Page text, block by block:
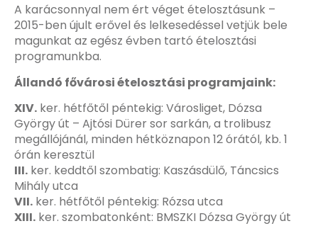
A karácsonnyal nem ért véget ételosztásunk –
2015-ben újult erővel és lelkesedéssel vetjük bele
magunkat az egész évben tartó ételosztási
programunkba.
Állandó fővárosi ételosztási programjaink:
XIV. ker. hétfőtől péntekig: Városliget, Dózsa
György út – Ajtósi Dürer sor sarkán, a trolibusz
megállójánál, minden hétköznapon 12 órától, kb. 1
órán keresztül
III. ker. keddtől szombatig: Kaszásdülő, Táncsics
Mihály utca
VII. ker. hétfőtől péntekig: Rózsa utca
XIII. ker. szombatonként: BMSZKI Dózsa György út